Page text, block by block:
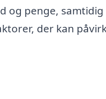
og penge, samtidig
der kan